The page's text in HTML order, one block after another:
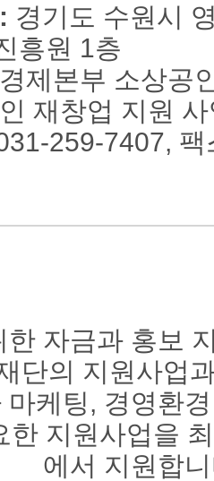
경기도 수원시
흥원 1층
제본부 소상공
재창업 지원
259-7407, 팩
한 자금과 홍보
단의 지원사업
마케팅, 경영환
한 지원사업을
에서 지원합